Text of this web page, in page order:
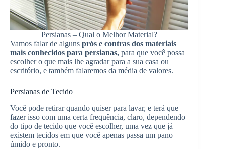
Persianas – Qual o Melhor Material?
Vamos falar de alguns prós e contras dos materiais
mais conhecidos para persianas, para que você possa
escolher o que mais lhe agradar para a sua casa ou
escritório, e também falaremos da média de valores.
Persianas de Tecido
Você pode retirar quando quiser para lavar, e terá que
fazer isso com uma certa frequência, claro, dependendo
do tipo de tecido que você escolher, uma vez que já
existem tecidos em que você apenas passa um pano
úmido e pronto.